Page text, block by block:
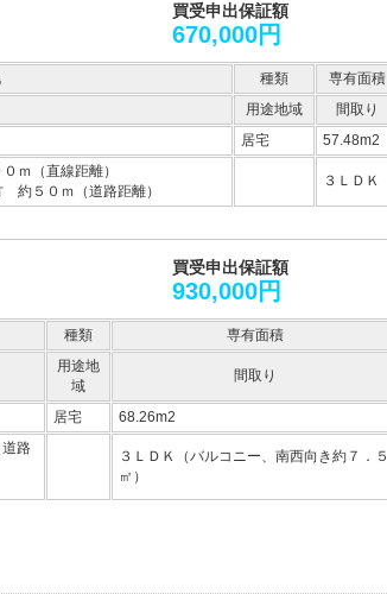
買受申出保証額
670,000円
種類
専有面積
用途地域 間取り
居宅
57.48m2
ｍ（直線距離）
約５０ｍ（道路距離）
３ＬＤＫ
買受申出保証額
930,000円
種類 専有面積
用途地
域
間取り
居宅
68.26m2
路
３ＬＤＫ（バルコニー、南西向き約７．５
㎡）